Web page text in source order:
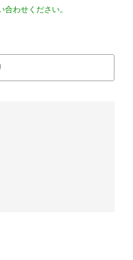
わせください。